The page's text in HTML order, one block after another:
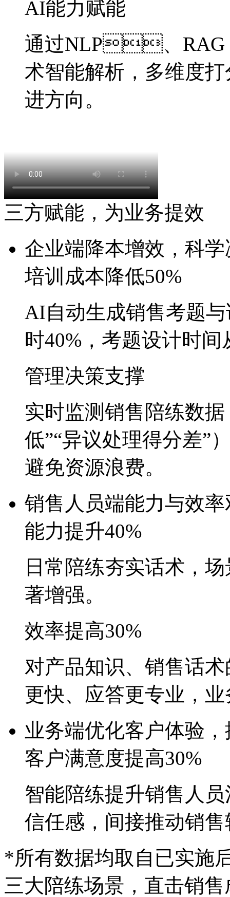
AI能力赋能
通过NLP、RAG
术智能解析，多维度
进方向。
三方赋能，为业务提效
企业端降本增效，科
培训成本降低50%
AI自动生成销售考题与
时40%，考题设计时
管理决策支撑
实时监测销售陪练数
低”“异议处理得分差”）
避免资源浪费。
销售人员端能力与效
能力提升40%
日常陪练夯实话术，
著增强。
效率提高30%
对产品知识、销售话
更快、应答更专业
业务端优化客户体验
客户满意度提高30%
智能陪练提升销售人员
信任感，间接推动销
*所有数据均取自已实施
三大陪练场景，直击销